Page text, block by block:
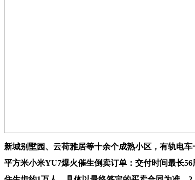
新城别墅园、云荷雅居等十余个成熟小区，有轨电
平方米小米YU7爆火催生倒卖订单：交付时间最长